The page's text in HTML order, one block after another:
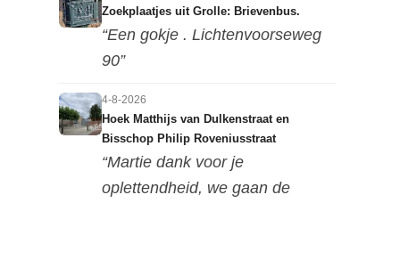
Zoekplaatjes uit Grolle: Brievenbus.
“Een gokje . Lichtenvoorseweg
90”
4-8-2026
Hoek Matthijs van Dulkenstraat en
Bisschop Philip Roveniusstraat
“Martie dank voor je
oplettendheid, we gaan de